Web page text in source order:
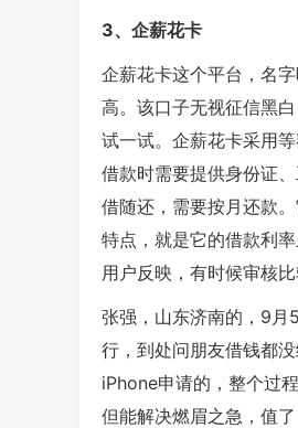
3、企薪花卡
企薪花卡这个平台，名
高。该口子无视征信黑
试一试。企薪花卡采用
借款时需要提供身份证
借随还，需要按月还款
特点，就是它的借款利
用户反映，有时候审核
张强，山东济南的，9月
行，到处问朋友借钱都
iPhone申请的，整个过
但能解决燃眉之急，值了